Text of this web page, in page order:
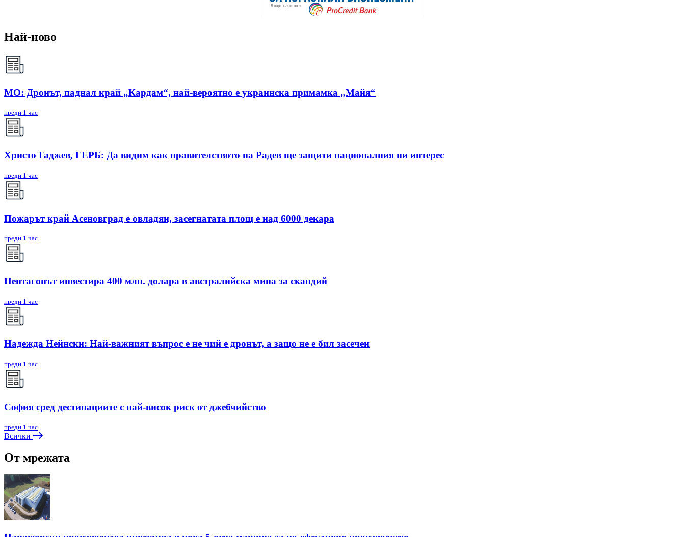
Най-ново
МО: Дронът, паднал край „Кардам“, най-вероятно е украинска примамка „Майя“
преди 1 час
Христо Гаджев, ГЕРБ: Да видим как правителството на Радев ще защити националния ни интерес
преди 1 час
Пожарът край Асеновград е овладян, засегнатата площ е над 6000 декара
преди 1 час
Пентагонът инвестира 400 млн. долара в австралийска мина за скандий
преди 1 час
Надежда Нейнски: Най-важният въпрос е не чий е дронът, а защо не е бил засечен
преди 1 час
София сред дестинациите с най-висок риск от джебчийство
преди 1 час
Всички
От мрежата